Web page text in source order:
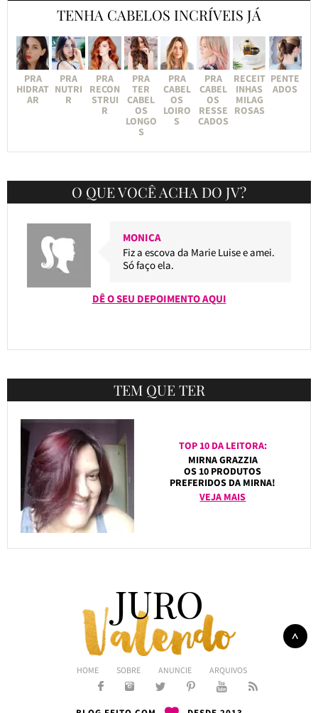
TENHA CABELOS INCRÍVEIS JÁ
PRA
HIDRAT
AR
PRA
NUTRI
R
PRA
RECON
STRUI
R
PRA
TER
CABEL
OS
LONGO
S
PRA
CABEL
OS
LOIRO
S
PRA
CABEL
OS
RESSE
CADOS
RECEIT
INHAS
MILAG
ROSAS
PENTE
ADOS
O QUE VOCÊ ACHA DO JV?
MONICA
Fiz a escova da Marie Luise e amei.
Só faço ela.
DÊ O SEU DEPOIMENTO AQUI
TEM QUE TER
TOP 10 DA LEITORA:
MIRNA GRAZZIA
OS 10 PRODUTOS
PREFERIDOS DA MIRNA!
VEJA MAIS
HOME SOBRE ANUNCIE ARQUIVOS